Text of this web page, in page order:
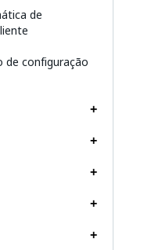
de
de configuração